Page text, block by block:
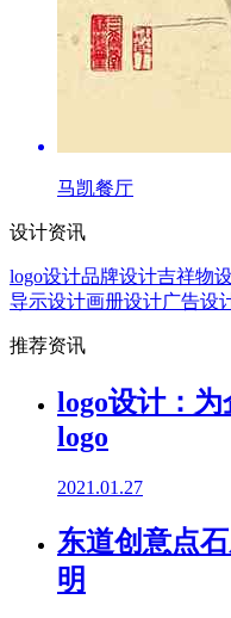
马凯餐厅
设计资讯
logo设计品牌设计吉祥物
导示设计画册设计广告设
推荐资讯
logo设计：
logo
2021.01.27
东道创意点
明